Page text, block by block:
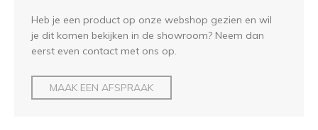
Heb je een product op onze webshop gezien en wil
je dit komen bekijken in de showroom? Neem dan
eerst even contact met ons op.
MAAK EEN AFSPRAAK